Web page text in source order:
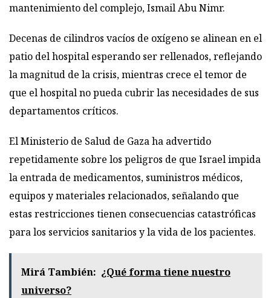
mantenimiento del complejo, Ismail Abu Nimr.
Decenas de cilindros vacíos de oxígeno se alinean en el
patio del hospital esperando ser rellenados, reflejando
la magnitud de la crisis, mientras crece el temor de
que el hospital no pueda cubrir las necesidades de sus
departamentos críticos.
El Ministerio de Salud de Gaza ha advertido
repetidamente sobre los peligros de que Israel impida
la entrada de medicamentos, suministros médicos,
equipos y materiales relacionados, señalando que
estas restricciones tienen consecuencias catastróficas
para los servicios sanitarios y la vida de los pacientes.
Mirá También: ¿Qué forma tiene nuestro
universo?